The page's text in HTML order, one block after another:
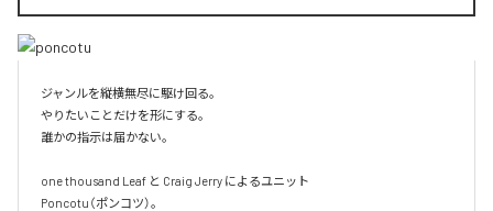
ジャンルを縦横無尽に駆け回る。
やりたいことだけを形にする。
誰かの指示は届かない。
one thousand Leaf と Craig Jerry によるユニット
Poncotu（ポンコツ）。